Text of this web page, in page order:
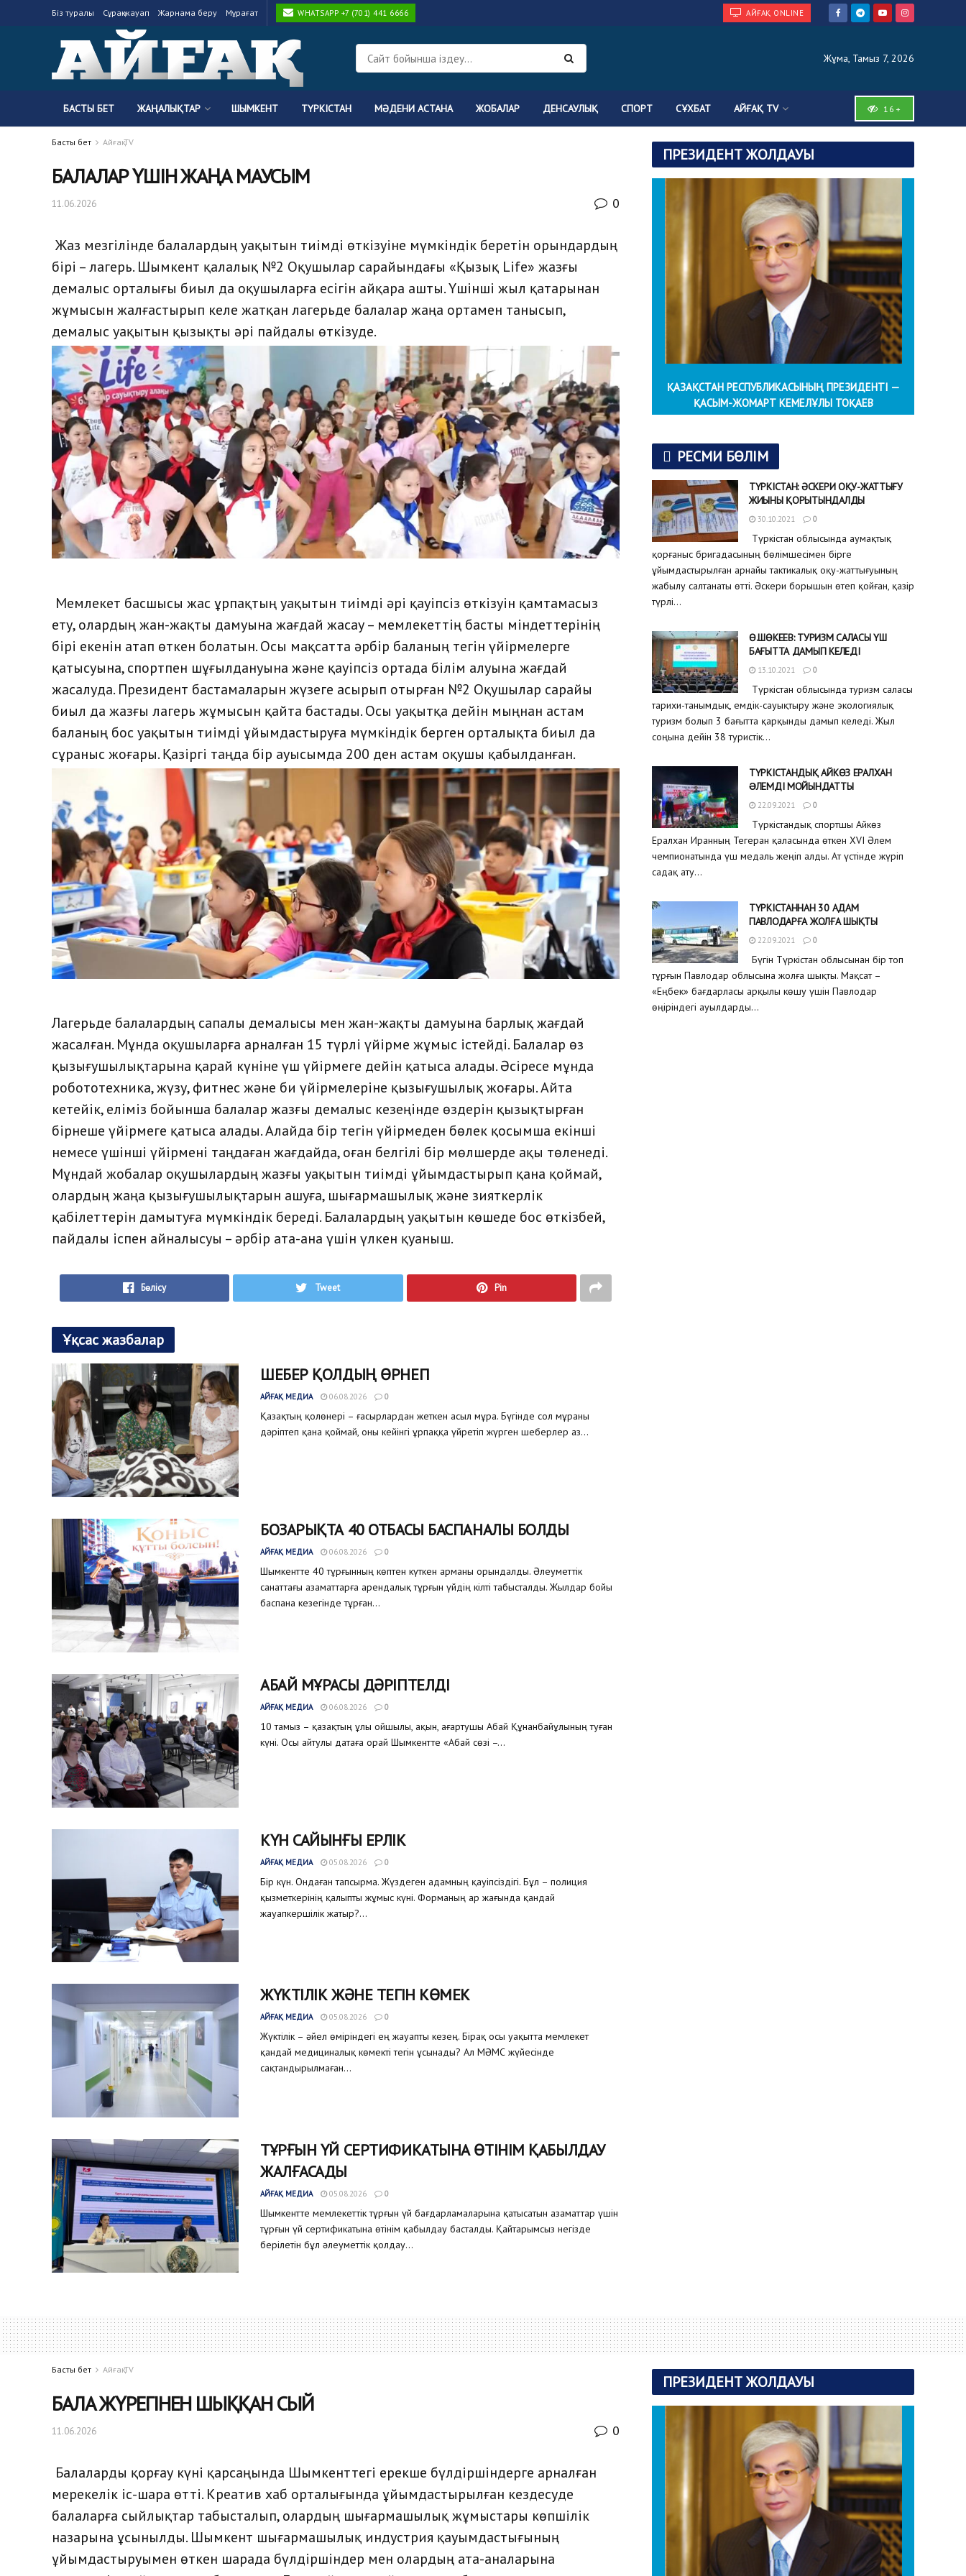
Біз туралы Сұрақ-жауап Жарнама беру Мұрағат WHATSAPP +7 (701) 441 6666 АЙҒАҚ ONLINE
Жұма, Тамыз 7, 2026
БАСТЫ БЕТ ЖАҢАЛЫҚТАР ШЫМКЕНТ ТҮРКІСТАН МӘДЕНИ АСТАНА ЖОБАЛАР ДЕНСАУЛЫҚ СПОРТ СҰХБАТ АЙҒАҚ TV 16+
Басты бет Айғақ TV
БАЛАЛАР ҮШІН ЖАҢА МАУСЫМ
11.06.2026 0
Жаз мезгілінде балалардың уақытын тиімді өткізуіне мүмкіндік беретін орындардың
бірі – лагерь. Шымкент қалалық №2 Оқушылар сарайындағы «Қызық Life» жазғы
демалыс орталығы биыл да оқушыларға есігін айқара ашты. Үшінші жыл қатарынан
жұмысын жалғастырып келе жатқан лагерьде балалар жаңа ортамен танысып,
демалыс уақытын қызықты әрі пайдалы өткізуде.
Мемлекет басшысы жас ұрпақтың уақытын тиімді әрі қауіпсіз өткізуін қамтамасыз
ету, олардың жан-жақты дамуына жағдай жасау – мемлекеттің басты міндеттерінің
бірі екенін атап өткен болатын. Осы мақсатта әрбір баланың тегін үйірмелерге
қатысуына, спортпен шұғылдануына және қауіпсіз ортада білім алуына жағдай
жасалуда. Президент бастамаларын жүзеге асырып отырған №2 Оқушылар сарайы
биыл да жазғы лагерь жұмысын қайта бастады. Осы уақытқа дейін мыңнан астам
баланың бос уақытын тиімді ұйымдастыруға мүмкіндік берген орталықта биыл да
сұраныс жоғары. Қазіргі таңда бір ауысымда 200 ден астам оқушы қабылданған.
Лагерьде балалардың сапалы демалысы мен жан-жақты дамуына барлық жағдай
жасалған. Мұнда оқушыларға арналған 15 түрлі үйірме жұмыс істейді. Балалар өз
қызығушылықтарына қарай күніне үш үйірмеге дейін қатыса алады. Әсіресе мұнда
робототехника, жүзу, фитнес және би үйірмелеріне қызығушылық жоғары.Айта
кетейік, еліміз бойынша балалар жазғы демалыс кезеңінде өздерін қызықтырған
бірнеше үйірмеге қатыса алады. Алайда бір тегін үйірмеден бөлек қосымша екінші
немесе үшінші үйірмені таңдаған жағдайда, оған белгілі бір мөлшерде ақы төленеді.
Мұндай жобалар оқушылардың жазғы уақытын тиімді ұйымдастырып қана қоймай,
олардың жаңа қызығушылықтарын ашуға, шығармашылық және зияткерлік
қабілеттерін дамытуға мүмкіндік береді. Балалардың уақытын көшеде бос өткізбей,
пайдалы іспен айналысуы – әрбір ата-ана үшін үлкен қуаныш.
Бөлісу Tweet Pin
Ұқсас жазбалар
ШЕБЕР ҚОЛДЫҢ ӨРНЕГІ
АЙҒАҚ МЕДИА 06.08.2026 0
Қазақтың қолөнері – ғасырлардан жеткен асыл мұра. Бүгінде сол мұраны
дәріптеп қана қоймай, оны кейінгі ұрпаққа үйретіп жүрген шеберлер аз...
БОЗАРЫҚТА 40 ОТБАСЫ БАСПАНАЛЫ БОЛДЫ
АЙҒАҚ МЕДИА 06.08.2026 0
Шымкентте 40 тұрғынның көптен күткен арманы орындалды. Әлеуметтік
санаттағы азаматтарға арендалық тұрғын үйдің кілті табысталды. Жылдар бойы
баспана кезегінде тұрған...
АБАЙ МҰРАСЫ ДӘРІПТЕЛДІ
АЙҒАҚ МЕДИА 06.08.2026 0
10 тамыз – қазақтың ұлы ойшылы, ақын, ағартушы Абай Құнанбайұлының туған
күні. Осы айтулы датаға орай Шымкентте «Абай сөзі –...
КҮН САЙЫНҒЫ ЕРЛІК
АЙҒАҚ МЕДИА 05.08.2026 0
Бір күн. Ондаған тапсырма. Жүздеген адамның қауіпсіздігі. Бұл – полиция
қызметкерінің қалыпты жұмыс күні. Форманың ар жағында қандай
жауапкершілік жатыр?...
ЖҮКТІЛІК ЖӘНЕ ТЕГІН КӨМЕК
АЙҒАҚ МЕДИА 05.08.2026 0
Жүктілік – әйел өміріндегі ең жауапты кезең. Бірақ осы уақытта мемлекет
қандай медициналық көмекті тегін ұсынады? Ал МӘМС жүйесінде
сақтандырылмаған...
ТҰРҒЫН ҮЙ СЕРТИФИКАТЫНА ӨТІНІМ ҚАБЫЛДАУ
ЖАЛҒАСАДЫ
АЙҒАҚ МЕДИА 05.08.2026 0
Шымкентте мемлекеттік тұрғын үй бағдарламаларына қатысатын азаматтар үшін
тұрғын үй сертификатына өтінім қабылдау басталды. Қайтарымсыз негізде
берілетін бұл әлеуметтік қолдау...
ПРЕЗИДЕНТ ЖОЛДАУЫ
ҚАЗАҚСТАН РЕСПУБЛИКАСЫНЫҢ ПРЕЗИДЕНТІ —
ҚАСЫМ-ЖОМАРТ КЕМЕЛҰЛЫ ТОҚАЕВ
РЕСМИ БӨЛІМ
ТҮРКІСТАН: ӘСКЕРИ ОҚУ-ЖАТТЫҒУ
ЖИЫНЫ ҚОРЫТЫНДАЛДЫ
30.10.2021 0
Түркістан облысында аумақтық
қорғаныс бригадасының бөлімшесімен бірге
ұйымдастырылған арнайы тактикалық оқу-жаттығуының
жабылу салтанаты өтті. Әскери борышын өтеп қойған, қазір
түрлі...
Ө.ШӨКЕЕВ: ТУРИЗМ САЛАСЫ ҮШ
БАҒЫТТА ДАМЫП КЕЛЕДІ
13.10.2021 0
Түркістан облысында туризм саласы
тарихи-танымдық, емдік-сауықтыру және экологиялық
туризм болып 3 бағытта қарқынды дамып келеді. Жыл
соңына дейін 38 туристік...
ТҮРКІСТАНДЫҚ АЙКӨЗ ЕРАЛХАН
ƏЛЕМДІ МОЙЫНДАТТЫ
22.09.2021 0
Түркістандық спортшы Айкөз
Ералхан Иранның Тегеран қаласында өткен XVI Әлем
чемпионатында үш медаль жеңіп алды. Ат үстінде жүріп
садақ ату...
ТҮРКІСТАННАН 30 АДАМ
ПАВЛОДАРҒА ЖОЛҒА ШЫҚТЫ
22.09.2021 0
Бүгін Түркістан облысынан бір топ
тұрғын Павлодар облысына жолға шықты. Мақсат –
«Еңбек» бағдарласы арқылы көшу үшін Павлодар
өңіріндегі ауылдарды...
Басты бет Айғақ TV
БАЛА ЖҮРЕГІНЕН ШЫҚҚАН СЫЙ
11.06.2026 0
Балаларды қорғау күні қарсаңында Шымкенттегі ерекше бүлдіршіндерге арналған
мерекелік іс-шара өтті. Креатив хаб орталығында ұйымдастырылған кездесуде
балаларға сыйлықтар табысталып, олардың шығармашылық жұмыстары көпшілік
назарына ұсынылды. Шымкент шығармашылық индустрия қауымдастығының
ұйымдастыруымен өткен шарада бүлдіршіндер мен олардың ата-аналарына
ПРЕЗИДЕНТ ЖОЛДАУЫ